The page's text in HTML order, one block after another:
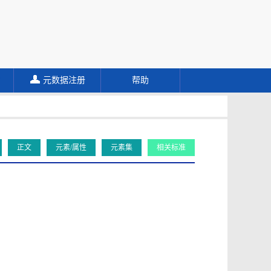
元数据注册 帮助
正文 元素/属性 元素集 相关标准